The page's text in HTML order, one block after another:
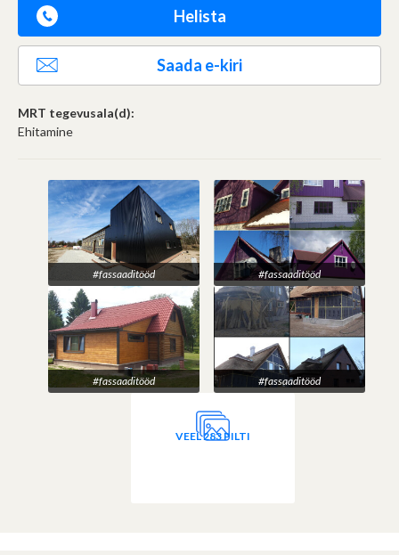
Helista
Saada e-kiri
MRT tegevusala(d):
Ehitamine
#fassaaditööd #fassaaditööd
#fassaaditööd #fassaaditööd
VEEL 283 PILTI